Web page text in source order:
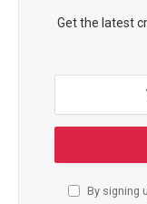
Get the latest
By signing